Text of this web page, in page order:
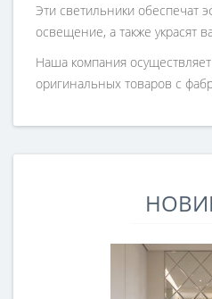
Эти светильники обеспечат
освещение, а также украсят
Наша компания
оригинальных товаров с